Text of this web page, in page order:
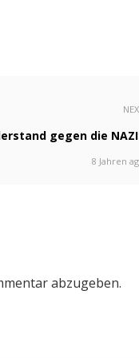
gegen die
8 Jahren
abzugeben.